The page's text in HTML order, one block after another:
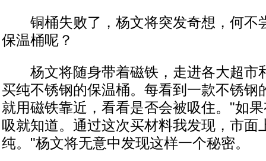
铜桶失败了，杨文将突发奇想，何不
保温桶呢？
杨文将随身带着磁铁，走进各大超市
买纯不锈钢的保温桶。每看到一款不锈钢
就用磁铁靠近，看看是否会被吸住。"如
吸就知道。通过这次买材料我发现，市面
纯。"杨文将无意中发现这样一个秘密。